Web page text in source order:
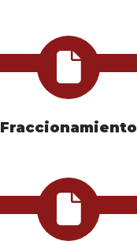
Fraccionamiento